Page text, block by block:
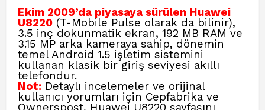
Ekim 2009’da piyasaya sürülen Huawei
U8220 (T-Mobile Pulse olarak da bilinir),
3.5 inç dokunmatik ekran, 192 MB RAM ve
3.15 MP arka kameraya sahip, dönemin
temel Android 1.5 işletim sistemini
kullanan klasik bir giriş seviyesi akıllı
telefondur.
Not: Detaylı incelemeler ve orijinal
kullanıcı yorumları için Cepfabrika ve